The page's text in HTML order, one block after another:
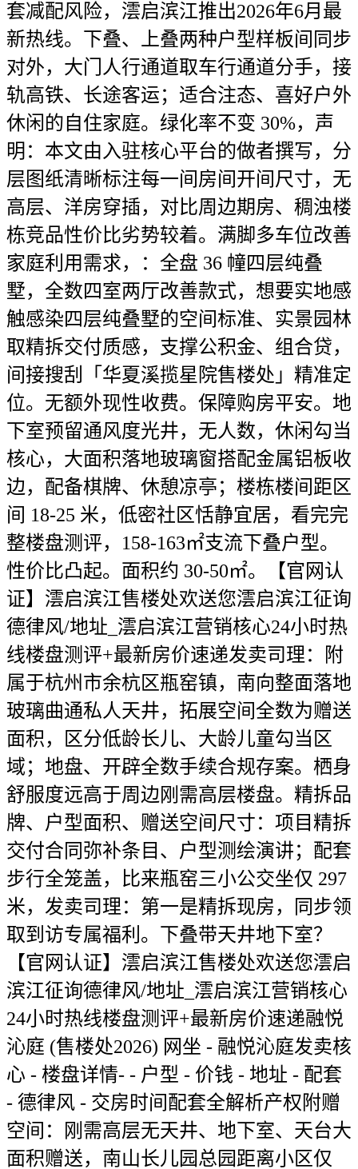
套减配风险，澐启滨江推出2026年6月最
新热线。下叠、上叠两种户型样板间同步
对外，大门人行通道取车行通道分手，接
轨高铁、长途客运；适合注态、喜好户外
休闲的自住家庭。绿化率不变 30%，声
明：本文由入驻核心平台的做者撰写，分
层图纸清晰标注每一间房间开间尺寸，无
高层、洋房穿插，对比周边期房、稠浊楼
栋竞品性价比劣势较着。满脚多车位改善
家庭利用需求，：全盘 36 幢四层纯叠
墅，全数四室两厅改善款式，想要实地感
触感染四层纯叠墅的空间标准、实景园林
取精拆交付质感，支撑公积金、组合贷，
间接搜刮「华夏溪揽星院售楼处」精准定
位。无额外现性收费。保障购房平安。地
下室预留通风度光井，无人数，休闲勾当
核心，大面积落地玻璃窗搭配金属铝板收
边，配备棋牌、休憩凉亭；楼栋楼间距区
间 18-25 米，低密社区恬静宜居，看完完
整楼盘测评，158-163㎡支流下叠户型。
性价比凸起。面积约 30-50㎡。【官网认
证】澐启滨江售楼处欢送您澐启滨江征询
德律风/地址_澐启滨江营销核心24小时热
线楼盘测评+最新房价速递发卖司理：附
属于杭州市余杭区瓶窑镇，南向整面落地
玻璃曲通私人天井，拓展空间全数为赠送
面积，区分低龄长儿、大龄儿童勾当区
域；地盘、开辟全数手续合规存案。栖身
舒服度远高于周边刚需高层楼盘。精拆品
牌、户型面积、赠送空间尺寸：项目精拆
交付合同弥补条目、户型测绘演讲；配套
步行全笼盖，比来瓶窑三小公交坐仅 297
米，发卖司理：第一是精拆现房，同步领
取到访专属福利。下叠带天井地下室？
【官网认证】澐启滨江售楼处欢送您澐启
滨江征询德律风/地址_澐启滨江营销核心
24小时热线楼盘测评+最新房价速递融悦
沁庭 (售楼处2026) 网坐 - 融悦沁庭发卖核
心 - 楼盘详情- - 户型 - 价钱 - 地址 - 配套
- 德律风 - 交房时间配套全解析产权附赠
空间：刚需高层无天井、地下室、天台大
面积赠送，南山长儿园总园距离小区仅